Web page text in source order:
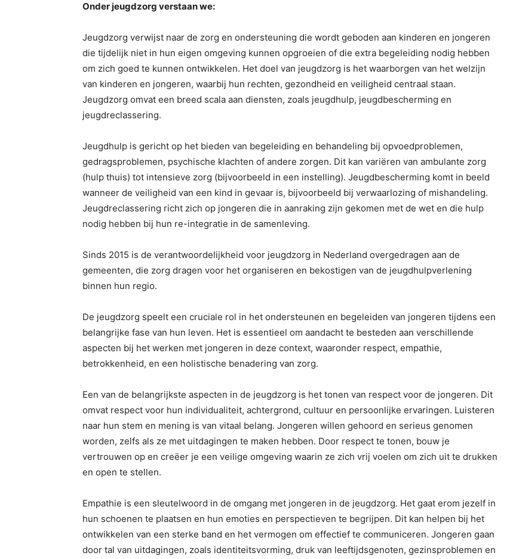
Onder jeugdzorg verstaan we:
Jeugdzorg verwijst naar de zorg en ondersteuning die wordt geboden aan kinderen en jongeren
die tijdelijk niet in hun eigen omgeving kunnen opgroeien of die extra begeleiding nodig hebben
om zich goed te kunnen ontwikkelen. Het doel van jeugdzorg is het waarborgen van het welzijn
van kinderen en jongeren, waarbij hun rechten, gezondheid en veiligheid centraal staan.
Jeugdzorg omvat een breed scala aan diensten, zoals jeugdhulp, jeugdbescherming en
jeugdreclassering.
Jeugdhulp is gericht op het bieden van begeleiding en behandeling bij opvoedproblemen,
gedragsproblemen, psychische klachten of andere zorgen. Dit kan variëren van ambulante zorg
(hulp thuis) tot intensieve zorg (bijvoorbeeld in een instelling). Jeugdbescherming komt in beeld
wanneer de veiligheid van een kind in gevaar is, bijvoorbeeld bij verwaarlozing of mishandeling.
Jeugdreclassering richt zich op jongeren die in aanraking zijn gekomen met de wet en die hulp
nodig hebben bij hun re-integratie in de samenleving.
Sinds 2015 is de verantwoordelijkheid voor jeugdzorg in Nederland overgedragen aan de
gemeenten, die zorg dragen voor het organiseren en bekostigen van de jeugdhulpverlening
binnen hun regio.
De jeugdzorg speelt een cruciale rol in het ondersteunen en begeleiden van jongeren tijdens een
belangrijke fase van hun leven. Het is essentieel om aandacht te besteden aan verschillende
aspecten bij het werken met jongeren in deze context, waaronder respect, empathie,
betrokkenheid, en een holistische benadering van zorg.
Een van de belangrijkste aspecten in de jeugdzorg is het tonen van respect voor de jongeren. Dit
omvat respect voor hun individualiteit, achtergrond, cultuur en persoonlijke ervaringen. Luisteren
naar hun stem en mening is van vitaal belang. Jongeren willen gehoord en serieus genomen
worden, zelfs als ze met uitdagingen te maken hebben. Door respect te tonen, bouw je
vertrouwen op en creëer je een veilige omgeving waarin ze zich vrij voelen om zich uit te drukken
en open te stellen.
Empathie is een sleutelwoord in de omgang met jongeren in de jeugdzorg. Het gaat erom jezelf in
hun schoenen te plaatsen en hun emoties en perspectieven te begrijpen. Dit kan helpen bij het
ontwikkelen van een sterke band en het vermogen om effectief te communiceren. Jongeren gaan
door tal van uitdagingen, zoals identiteitsvorming, druk van leeftijdsgenoten, gezinsproblemen en